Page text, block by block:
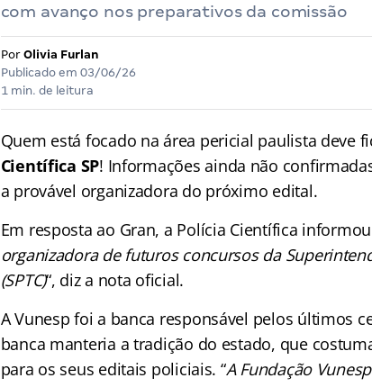
com avanço nos preparativos da comissão
Por Olivia Furlan
Publicado em 03/06/26
1 min. de leitura
Quem está focado na área pericial paulista deve
Científica SP! Informações ainda não
a provável organizadora do próximo edital.
Em resposta ao Gran, a Polícia Científica
organizadora de futuros concursos da
(SPTC)“, diz a nota oficial.
A Vunesp foi a banca responsável pelos últimos
banca manteria a tradição do estado, que
para os seus editais policiais. “A Fundação